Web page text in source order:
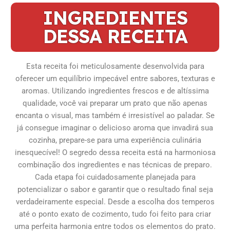
INGREDIENTES
DESSA RECEITA
Esta receita foi meticulosamente desenvolvida para
oferecer um equilíbrio impecável entre sabores, texturas e
aromas. Utilizando ingredientes frescos e de altíssima
qualidade, você vai preparar um prato que não apenas
encanta o visual, mas também é irresistível ao paladar. Se
já consegue imaginar o delicioso aroma que invadirá sua
cozinha, prepare-se para uma experiência culinária
inesquecível! O segredo dessa receita está na harmoniosa
combinação dos ingredientes e nas técnicas de preparo.
Cada etapa foi cuidadosamente planejada para
potencializar o sabor e garantir que o resultado final seja
verdadeiramente especial. Desde a escolha dos temperos
até o ponto exato de cozimento, tudo foi feito para criar
uma perfeita harmonia entre todos os elementos do prato.